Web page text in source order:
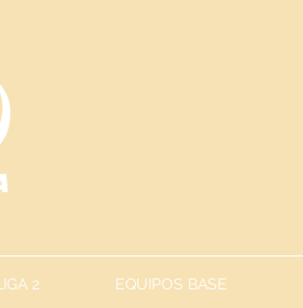
2 EQUIPOS BASE